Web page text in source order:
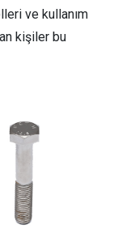
ve kullanım
kişiler bu